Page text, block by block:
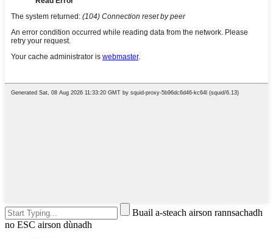
Buail a-steach airson rannsachadh
no ESC airson dùnadh